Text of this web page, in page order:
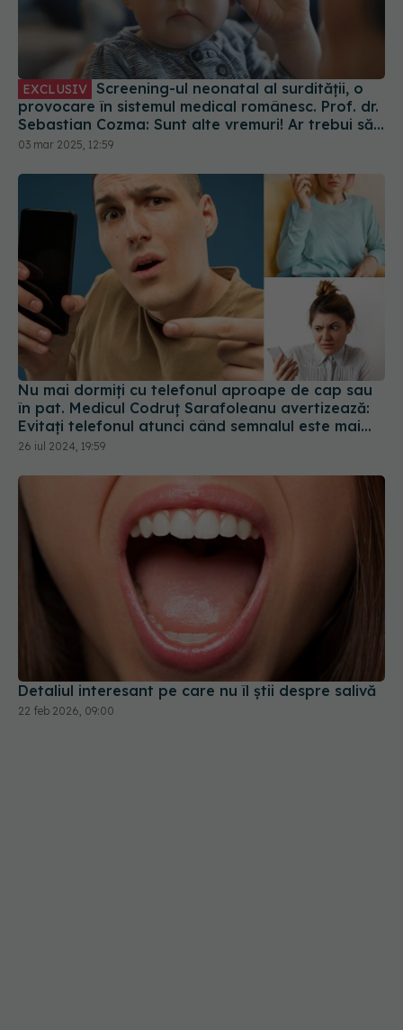
EXCLUSIV Screening-ul neonatal al surdității, o
provocare în sistemul medical românesc. Prof. dr.
Sebastian Cozma: Sunt alte vremuri! Ar trebui să
completăm screening-ul
03 mar 2025, 12:59
Nu mai dormiți cu telefonul aproape de cap sau
în pat. Medicul Codruț Sarafoleanu avertizează:
Evitați telefonul atunci când semnalul este mai
slab
26 iul 2024, 19:59
Detaliul interesant pe care nu îl știi despre salivă
22 feb 2026, 09:00